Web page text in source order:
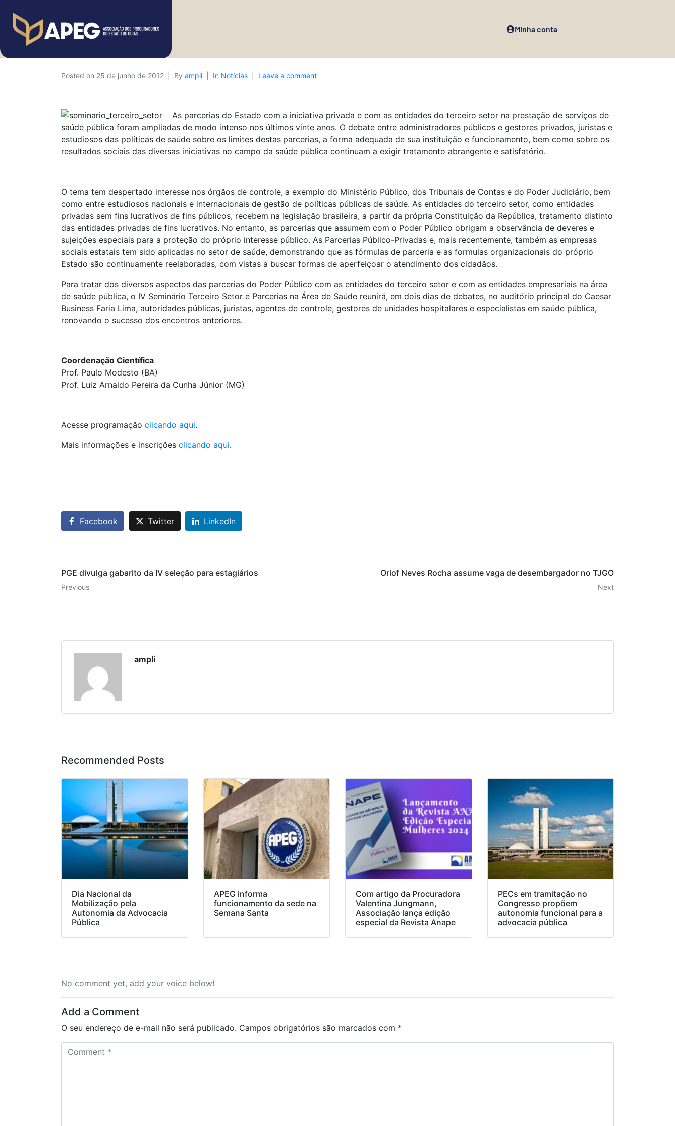
Minha conta
Posted on 25 de junho de 2012 By ampli In Notícias Leave a comment
As parcerias do Estado com a iniciativa privada e com as entidades do terceiro setor na prestação de serviços de
saúde pública foram ampliadas de modo intenso nos últimos vinte anos. O debate entre administradores públicos e gestores privados, juristas e
estudiosos das políticas de saúde sobre os limites destas parcerias, a forma adequada de sua instituição e funcionamento, bem como sobre os
resultados sociais das diversas iniciativas no campo da saúde pública continuam a exigir tratamento abrangente e satisfatório.
O tema tem despertado interesse nos órgãos de controle, a exemplo do Ministério Público, dos Tribunais de Contas e do Poder Judiciário, bem
como entre estudiosos nacionais e internacionais de gestão de políticas públicas de saúde. As entidades do terceiro setor, como entidades
privadas sem fins lucrativos de fins públicos, recebem na legislação brasileira, a partir da própria Constituição da República, tratamento distinto
das entidades privadas de fins lucrativos. No entanto, as parcerias que assumem com o Poder Público obrigam a observância de deveres e
sujeições especiais para a proteção do próprio interesse público. As Parcerias Público-Privadas e, mais recentemente, também as empresas
sociais estatais tem sido aplicadas no setor de saúde, demonstrando que as fórmulas de parceria e as formulas organizacionais do próprio
Estado são continuamente reelaboradas, com vistas a buscar formas de aperfeiçoar o atendimento dos cidadãos.
Para tratar dos diversos aspectos das parcerias do Poder Público com as entidades do terceiro setor e com as entidades empresariais na área
de saúde pública, o IV Seminário Terceiro Setor e Parcerias na Área de Saúde reunirá, em dois dias de debates, no auditório principal do Caesar
Business Faria Lima, autoridades públicas, juristas, agentes de controle, gestores de unidades hospitalares e especialistas em saúde pública,
renovando o sucesso dos encontros anteriores.
Coordenação Científica
Prof. Paulo Modesto (BA)
Prof. Luiz Arnaldo Pereira da Cunha Júnior (MG)
Acesse programação clicando aqui.
Mais informações e inscrições clicando aqui.
Facebook Twitter LinkedIn
PGE divulga gabarito da IV seleção para estagiários
Previous
Orlof Neves Rocha assume vaga de desembargador no TJGO
Next
ampli
Recommended Posts
Dia Nacional da
Mobilização pela
Autonomia da Advocacia
Pública
APEG informa
funcionamento da sede na
Semana Santa
Com artigo da Procuradora
Valentina Jungmann,
Associação lança edição
especial da Revista Anape
PECs em tramitação no
Congresso propõem
autonomia funcional para a
advocacia pública
No comment yet, add your voice below!
Add a Comment
O seu endereço de e-mail não será publicado. Campos obrigatórios são marcados com *